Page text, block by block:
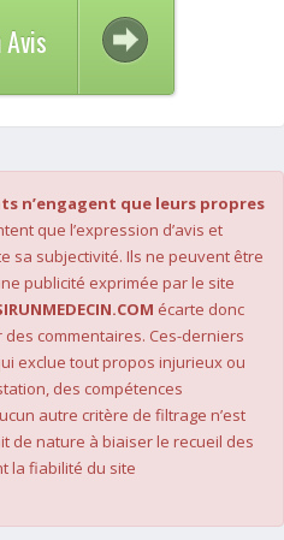
Avis
n’engagent que leurs propres
que l’expression d’avis et
sa subjectivité. Ils ne peuvent être
publicité exprimée par le site
écarte donc
commentaires. Ces-derniers
exclue tout propos injurieux ou
des compétences
autre critère de filtrage n’est
de nature à biaiser le recueil des
la fiabilité du site